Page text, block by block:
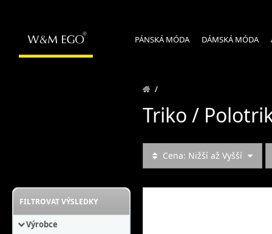
PÁNSKÁ MÓDA DÁMSKÁ MÓDA
FILTROVAT VÝSLEDKY
Výrobce
/
Triko /
Cena: Nižší až Vyšší